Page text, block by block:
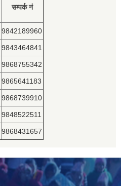
सम्पर्क नं
9842189960
9843464841
9868755342
9865641183
9868739910
9848522511
9868431657